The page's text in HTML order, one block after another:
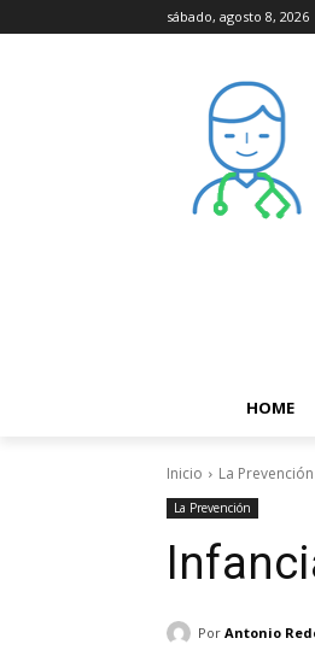
sábado, agosto 8, 2026
HOME
Inicio La Prevención
La Prevención
Por Antonio